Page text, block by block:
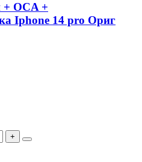
+ OCA +
Iphone 14 pro Ориг
+